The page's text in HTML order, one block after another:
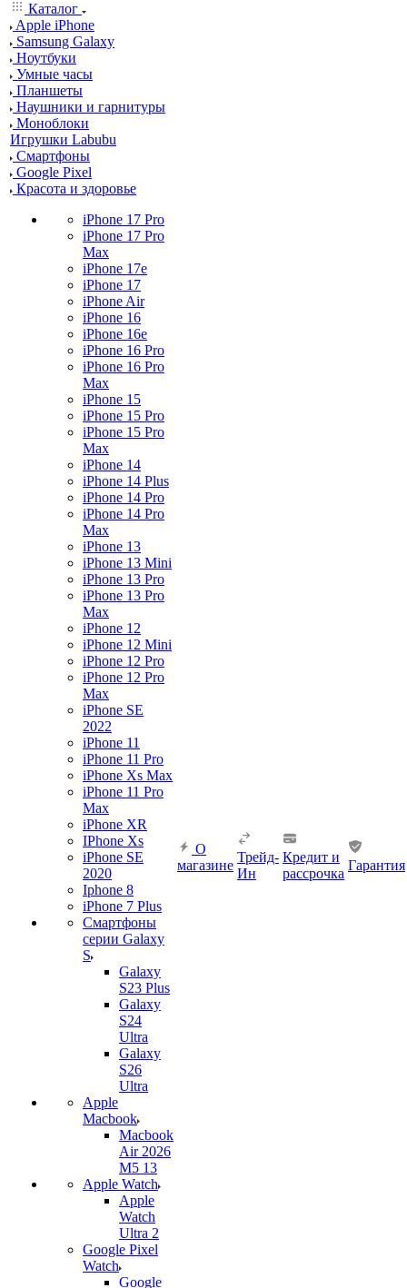
Каталог
Apple iPhone
Samsung Galaxy
Ноутбуки
Умные часы
Планшеты
Наушники и гарнитуры
Моноблоки
Игрушки Labubu
Смартфоны
Google Pixel
Красота и здоровье
iPhone 17 Pro
iPhone 17 Pro
Max
iPhone 17e
iPhone 17
iPhone Air
iPhone 16
iPhone 16e
iPhone 16 Pro
iPhone 16 Pro
Max
iPhone 15
iPhone 15 Pro
iPhone 15 Pro
Max
iPhone 14
iPhone 14 Plus
iPhone 14 Pro
iPhone 14 Pro
Max
iPhone 13
iPhone 13 Mini
iPhone 13 Pro
iPhone 13 Pro
Max
iPhone 12
iPhone 12 Mini
iPhone 12 Pro
iPhone 12 Pro
Max
iPhone SE
2022
iPhone 11
iPhone 11 Pro
iPhone Xs Max
iPhone 11 Pro
Max
iPhone XR
IPhone Xs
iPhone SE
2020
Iphone 8
iPhone 7 Plus
Смартфоны
серии Galaxy
S
Galaxy
S23 Plus
Galaxy
S24
Ultra
Galaxy
S26
Ultra
Apple
Macbook
Macbook
Air 2026
M5 13
Apple Watch
Apple
Watch
Ultra 2
Google Pixel
Watch
Google
О
магазине
Трейд-
Ин
Кредит и
рассрочка
Гарантия